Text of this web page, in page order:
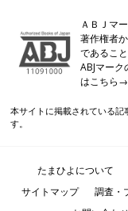
ＡＢＪマ
著作権者
であるこ
ABJマー
はこち
本サイトに掲載されている記
す。
たまひよについて
サイトマップ
調査・